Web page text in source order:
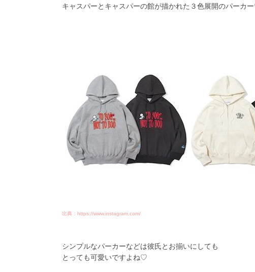
キャスパーとキャスパーの館が描かれた３色展開のパーカ
出典：https://www.instagram.com/
シンプルなパーカーなどは彼氏とお揃いにしても
とっても可愛いですよね♡